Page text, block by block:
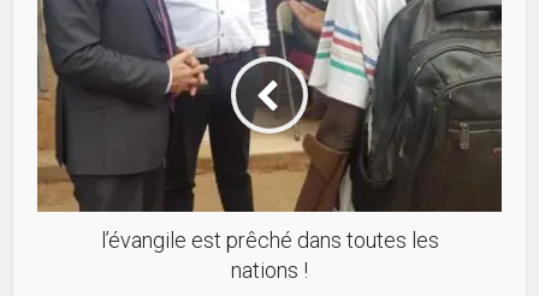
l’évangile est prêché dans toutes les
nations !